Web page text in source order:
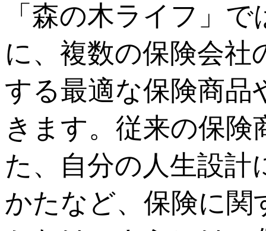
「森の木ライフ」
に、複数の保険会
する最適な保険商
きます。従来の保
た、自分の人生設計
かたなど、保険に